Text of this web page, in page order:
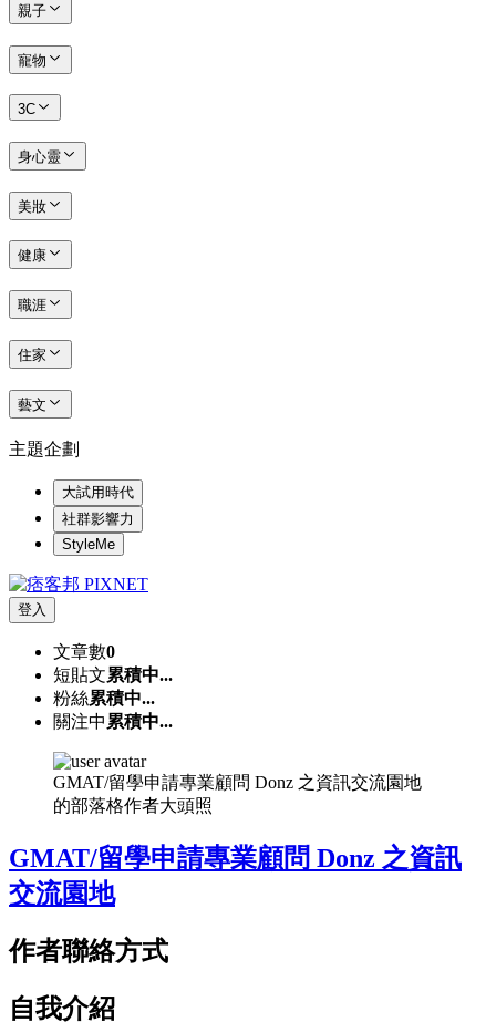
親子
寵物
3C
身心靈
美妝
健康
職涯
住家
藝文
主題企劃
大試用時代
社群影響力
StyleMe
登入
文章數0
短貼文累積中...
粉絲累積中...
關注中 累積中...
GMAT/留學申請專業顧問 Donz 之資訊交流園地
的部落格作者大頭照
GMAT/留學申請專業顧問 Donz 之資訊
交流園地
作者聯絡方式
自我介紹